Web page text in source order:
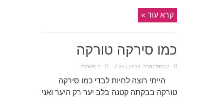
קרא עוד »
כמו סירקה טורקה
2 בספטמבר, 2013 | 7:35 2 תגובות
הייתי רוצה לחיות לבדי כמו סירקה
טורקה בבקתה קטנה בלב יער רק היער ואני